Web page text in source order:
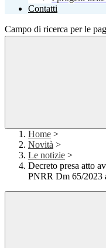
Contatti
Campo di ricerca per le
Home >
Novità >
Le notizie >
Decreto presa atto
PNRR Dm 65/2023